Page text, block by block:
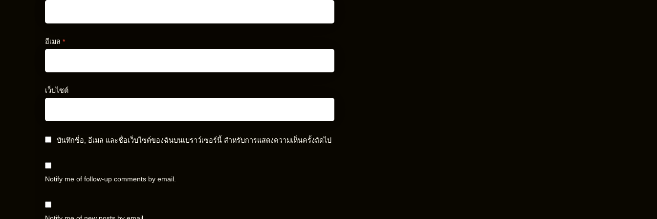
อีเมล *
เว็บไซต์
บันทึกชื่อ, อีเมล และชื่อเว็บไซต์ของฉันบนเบราว์เซอร์นี้ สำหรับการแสดงความเห็นครั้งถัดไป
Notify me of follow-up comments by email.